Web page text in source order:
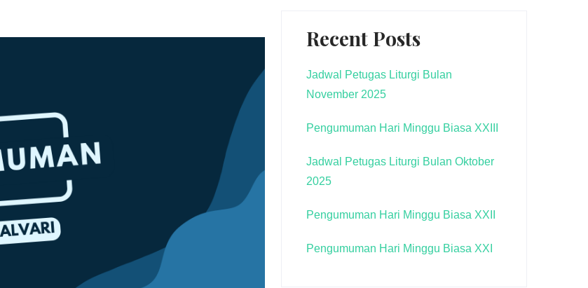
Recent Posts
Jadwal Petugas Liturgi Bulan
November 2025
Pengumuman Hari Minggu Biasa XXIII
Jadwal Petugas Liturgi Bulan Oktober
2025
Pengumuman Hari Minggu Biasa XXII
Pengumuman Hari Minggu Biasa XXI